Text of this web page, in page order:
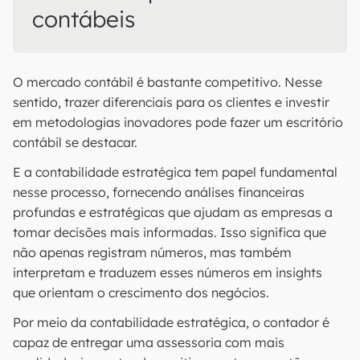
contábeis
O mercado contábil é bastante competitivo. Nesse
sentido, trazer diferenciais para os clientes e investir
em metodologias inovadores pode fazer um escritório
contábil se destacar.
E a contabilidade estratégica tem papel fundamental
nesse processo, fornecendo análises financeiras
profundas e estratégicas que ajudam as empresas a
tomar decisões mais informadas. Isso significa que
não apenas registram números, mas também
interpretam e traduzem esses números em insights
que orientam o crescimento dos negócios.
Por meio da contabilidade estratégica, o contador é
capaz de entregar uma assessoria com mais